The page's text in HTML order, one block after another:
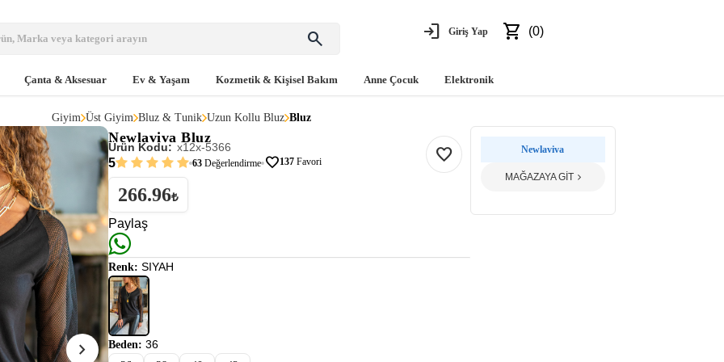
search login Giriş Yap shopping_cart (0)
Çanta & Aksesuar Ev & Yaşam Kozmetik & Kişisel Bakım Anne Çocuk Elektronik
Giyim Üst Giyim Bluz & Tunik Uzun Kollu Bluz Bluz
chevron_right
Newlaviva Bluz
Ürün Kodu: x12x-5366
5 63Değerlendirme favorite137 Favori
266.96₺
favorite
Paylaş
Renk: SIYAH
Beden: 36
Newlaviva
MAĞAZAYA GİT